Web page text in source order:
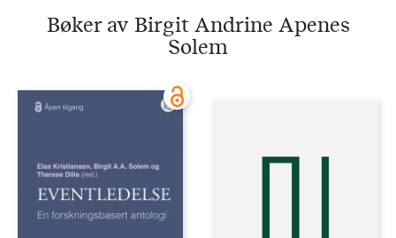
Apenes
Bøker av Birgit Andrine Apenes
Solem